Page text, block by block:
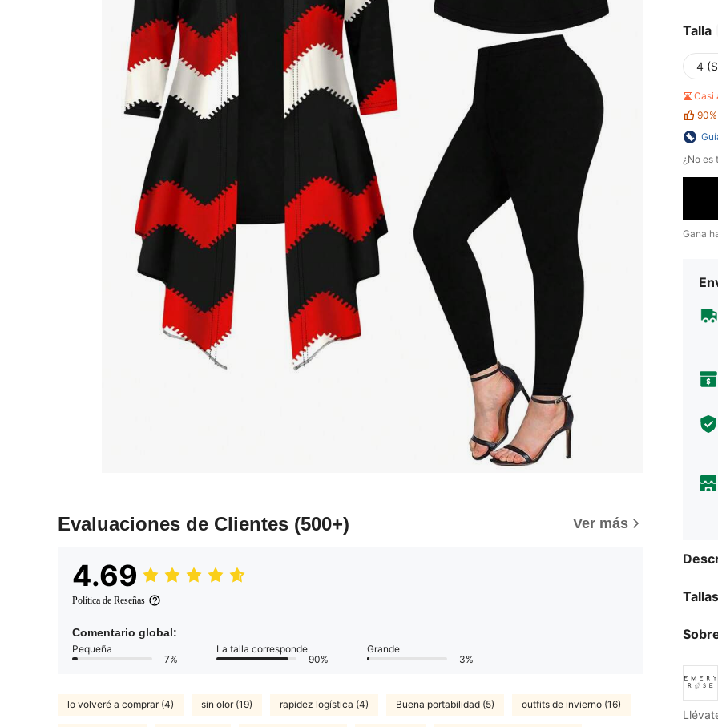
Evaluaciones de Clientes (500+) Ver más
4.69
Política de Reseñas
Comentario global:
Pequeña
7%
La talla corresponde
90%
Grande
3%
lo volveré a comprar (4) sin olor (19) rapidez logística (4) Buena portabilidad (5) outfits de invierno (16)
Talla
4
Casi
90%
¿No es
Gana